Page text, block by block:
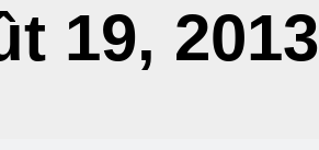
19, 2013